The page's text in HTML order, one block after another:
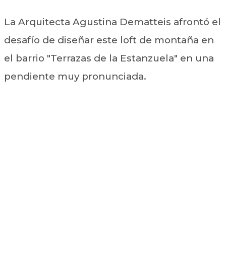
La Arquitecta Agustina Dematteis afrontó el
desafío de diseñar este loft de montaña en
el barrio "Terrazas de la Estanzuela" en una
pendiente muy pronunciada.